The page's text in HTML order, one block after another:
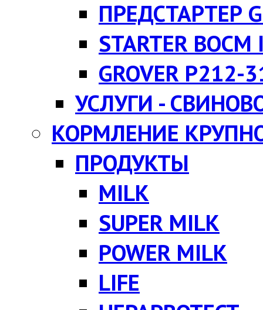
ПРЕДСТАРТЕР
STARTER
GROVER P212-
УСЛУГИ -
КОРМЛЕНИЕ
ПРОДУКТЫ
MILK
SUPER MILK
POWER MILK
LIFE